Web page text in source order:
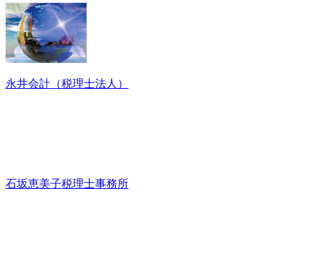
永井会計（税理士法人）
石坂恵美子税理士事務所